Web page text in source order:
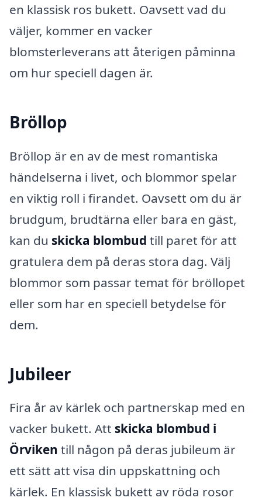
en klassisk ros bukett. Oavsett vad du
väljer, kommer en vacker
blomsterleverans att återigen påminna
om hur speciell dagen är.
Bröllop
Bröllop är en av de mest romantiska
händelserna i livet, och blommor spelar
en viktig roll i firandet. Oavsett om du är
brudgum, brudtärna eller bara en gäst,
kan du skicka blombud till paret för att
gratulera dem på deras stora dag. Välj
blommor som passar temat för bröllopet
eller som har en speciell betydelse för
dem.
Jubileer
Fira år av kärlek och partnerskap med en
vacker bukett. Att skicka blombud i
Örviken till någon på deras jubileum är
ett sätt att visa din uppskattning och
kärlek. En klassisk bukett av röda rosor